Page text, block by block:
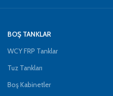
BOŞ TANKLAR
WCY FRP Tanklar
Tuz Tankları
Boş Kabinetler